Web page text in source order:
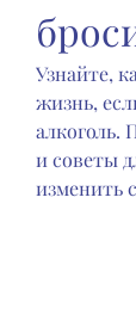
Узнайте,
жизнь,
алкоголь.
и советы
изменить